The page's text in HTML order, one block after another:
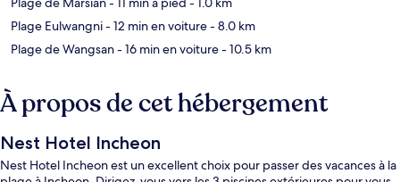
Plage Eulwangni- 12 min en voiture- 8.0 km
Plage de Wangsan- 16 min en voiture- 10.5 km
À propos de cet hébergement
Nest Hotel Incheon
Nest Hotel Incheon est un excellent choix pour passer des vacances à la